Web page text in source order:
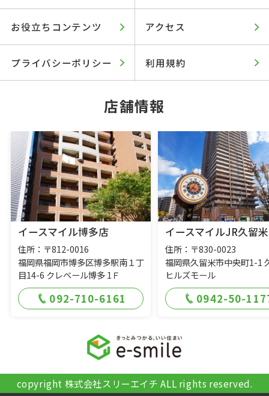
お役立ちコンテンツ アクセス
プライバシーポリシー 利用規約
店舗情報
イースマイル博多店
住所：〒812-0016
福岡県福岡市博多区博多駅南１丁
目14-6 クレベール博多 1Ｆ
092-710-6161
イースマイルJR久留
住所：〒830-0023
福岡県久留米市中央町1-1
ヒルズモール
0942-50-
copyright 株式会社スリーエイチ ALL rights reserved.